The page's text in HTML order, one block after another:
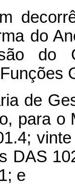
do
do
para o
DAS
e